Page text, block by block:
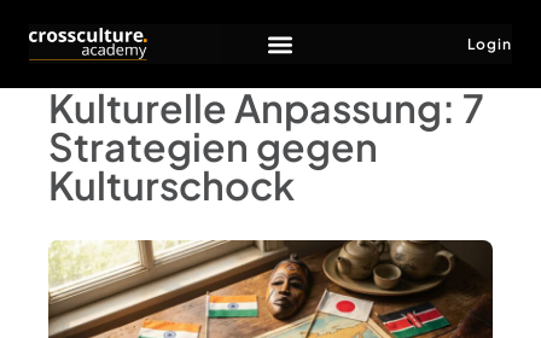
Login
Kulturelle Anpassung: 7
Strategien gegen
Kulturschock